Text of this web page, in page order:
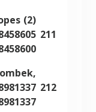
211
212